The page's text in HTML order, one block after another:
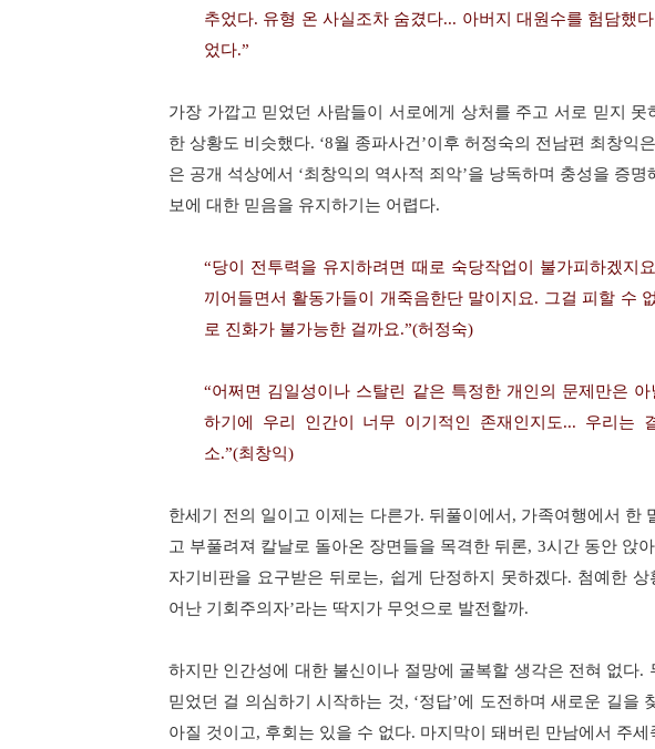
추었다. 유형 온 사실조차 숨겼다... 아버지 대원수를 험담했
었다.”
가장 가깝고 믿었던 사람들이 서로에게 상처를 주고 서로 믿지 못
한 상황도 비슷했다. ‘8월 종파사건 ’이후 허정숙의 전남편 최창익
은 공개 석상에서 ‘최창익의 역사적 죄악’을 낭독하며 충성을 증명
보에 대한 믿음을 유지하기는 어렵다.
“당이 전투력을 유지하려면 때로 숙당작업이 불가피하겠지요
끼어들면서 활동가들이 개죽음한단 말이지요. 그걸 피할 수
로 진화가 불가능한 걸까요.”(허정숙)
“어쩌면 김일성이나 스탈린 같은 특정한 개인의 문제만은 아
하기에 우리 인간이 너무 이기적인 존재인지도... 우리는
소.”(최창익)
한세기 전의 일이고 이제는 다른가. 뒤풀이에서 , 가족여행에서 한
고 부풀려져 칼날로 돌아온 장면들을 목격한 뒤론, 3시간 동안 앉
자기비판을 요구받은 뒤로는, 쉽게 단정하지 못하겠다. 첨예한 상
어난 기회주의자’라는 딱지가 무엇으로 발전할까.
하지만 인간성에 대한 불신이나 절망에 굴복할 생각은 전혀 없다.
믿었던 걸 의심하기 시작하는 것, ‘정답’에 도전하며 새로운 길을
아질 것이고, 후회는 있을 수 없다. 마지막이 돼버린 만남에서 주